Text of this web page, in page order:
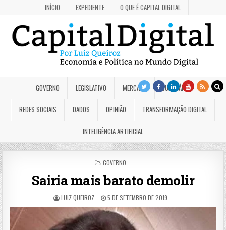
INÍCIO EXPEDIENTE O QUE É CAPITAL DIGITAL
GOVERNO LEGISLATIVO MERCADO JUDICIÁRIO
REDES SOCIAIS DADOS OPINIÃO TRANSFORMAÇÃO DIGITAL
INTELIGÊNCIA ARTIFICIAL
POSTED
GOVERNO
Sairia mais barato demolir
LUIZ QUEIROZ 5 DE SETEMBRO DE 2019